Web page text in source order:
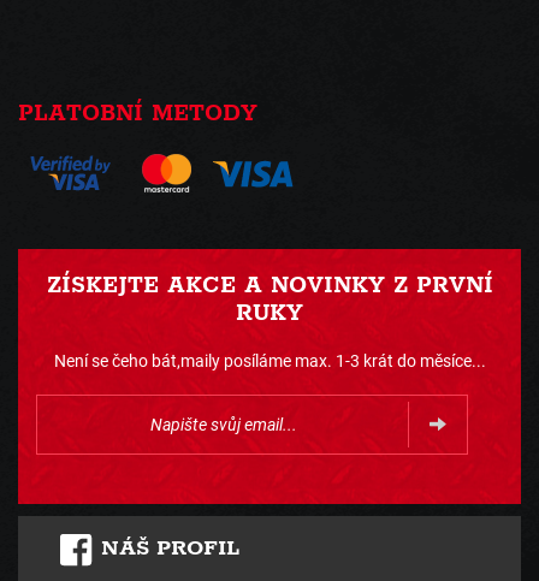
PLATOBNÍ METODY
ZÍSKEJTE AKCE A NOVINKY Z PRVNÍ
RUKY
Není se čeho bát,maily posíláme max. 1-3 krát do měsíce...
NÁŠ PROFIL